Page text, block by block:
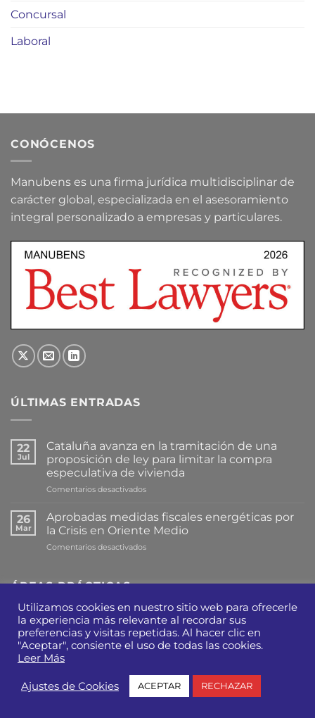
Concursal
Laboral
CONÓCENOS
Manubens es una firma jurídica multidisciplinar de
carácter global, especializada en el asesoramiento
integral personalizado a empresas y particulares.
ÚLTIMAS ENTRADAS
22
Jul
Cataluña avanza en la tramitación de una
proposición de ley para limitar la compra
especulativa de vivienda
Comentarios desactivadosen
avanza
en
la
tramitación
proposición
ley
para
limitar
la
vivienda
26
Mar
Aprobadas medidas fiscales energéticas por
la Crisis en Oriente Medio
Comentarios desactivadosen
fiscales
por
la
Crisis
en
ÁREAS PRÁCTICAS
Administrativo
Mercantil y M&A
Tributario
Utilizamos cookies en nuestro sitio web para ofrecerle
la experiencia más relevante al recordar sus
preferencias y visitas repetidas. Al hacer clic en
"Aceptar", consiente el uso de todas las cookies.
Leer Más
Ajustes de Cookies ACEPTAR RECHAZAR